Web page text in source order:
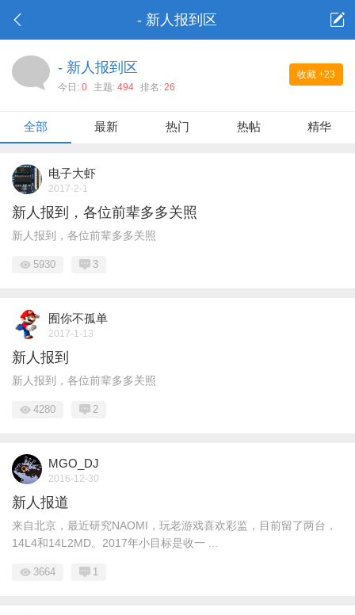
- 新人报到区
收藏 +23
- 新人报到区
今日: 0 主题: 494 排名: 26
全部 最新 热门 热帖 精华
电子大虾
2017-2-1
新人报到，各位前辈多多关照
新人报到，各位前辈多多关照
5930 3
囿你不孤单
2017-1-13
新人报到
新人报到，各位前辈多多关照
4280 2
MGO_DJ
2016-12-30
新人报道
来自北京，最近研究NAOMI，玩老游戏喜欢彩监，目前留了两台，
14L4和14L2MD。2017年小目标是收一 ...
3664 1